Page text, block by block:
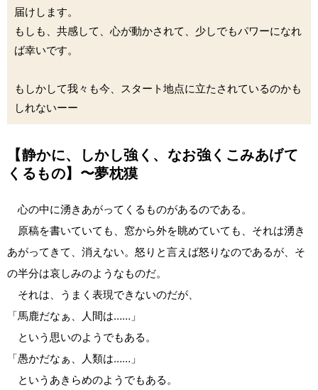
届けします。
もしも、共感して、心が動かされて、少しでもパワーになれ
ば幸いです。
もしかして我々も今、スタート地点に立たされているのかも
しれないーー
【静かに、しかし強く、なお強くこみあげて
くるもの】〜夢枕獏
心の中に湧きあがってくるものがあるのである。
原稿を書いていても、窓から外を眺めていても、それは湧き
あがってきて、消えない。怒りと言えば怒りなのであるが、そ
の半分は哀しみのようなものだ。
それは、うまく表現できないのだが、
「馬鹿だなぁ、人間は……」
という思いのようでもある。
「愚かだなぁ、人類は……」
というあきらめのようでもある。